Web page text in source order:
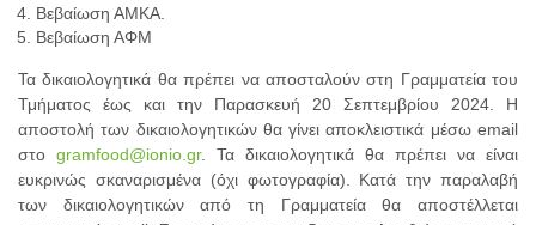
Βεβαίωση ΑΜΚΑ.
Βεβαίωση ΑΦΜ
Τα δικαιολογητικά θα πρέπει να αποσταλούν στη Γραμματεία του
Τμήματος έως και την Παρασκευή 20 Σεπτεμβρίου 2024. Η
αποστολή των δικαιολογητικών θα γίνει αποκλειστικά μέσω email
στο gramfood@ionio.gr. Τα δικαιολογητικά θα πρέπει να είναι
ευκρινώς σκαναρισμένα (όχι φωτογραφία). Κατά την παραλαβή
των δικαιολογητικών από τη Γραμματεία θα αποστέλλεται